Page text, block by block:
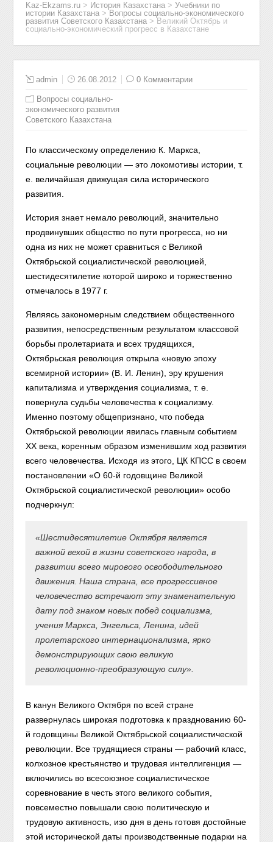
Kaz-Ekzams.ru > История Казахстана >Учебники по
истории Казахстана > Вопросы социально-экономического
развития Советского Казахстана > Великий Октябрь и
социально-экономический прогресс в Казахстане
admin 26.08.2012 0 Комментарии
Вопросы социально-
экономического развития
Советского Казахстана
По классическому определению К. Маркса,
социальные революции — это локомотивы истории, т.
е. величайшая движущая сила исторического
развития.
История знает немало революций, значительно
продвинувших общество по пути прогресса, но ни
одна из них не может сравниться с Великой
Октябрьской социалистической революцией,
шестидесятилетие которой широко и торжественно
отмечалось в 1977 г.
Являясь закономерным следствием общественного
развития, непосредственным результатом классовой
борьбы пролетариата и всех трудящихся,
Октябрьская революция открыла «новую эпоху
всемирной истории» (В. И. Ленин), эру крушения
капитализма и утверждения социализма, т. е.
повернула судьбы человечества к социализму.
Именно поэтому общепризнано, что победа
Октябрьской революции явилась главным событием
XX века, коренным образом изменившим ход развития
всего человечества. Исходя из этого, ЦК КПСС в своем
постановлении «О 60-й годовщине Великой
Октябрьской социалистической революции» особо
подчеркнул:
«Шестидесятилетие Октября является
важной вехой в жизни советского народа, в
развитии всего мирового освободительного
движения. Наша страна, все прогрессивное
человечество встречают эту знаменательную
дату под знаком новых побед социализма,
учения Маркса, Энгельса, Ленина, идей
пролетарского интернационализма, ярко
демонстрирующих свою великую
революционно-преобразующую силу».
В канун Великого Октября по всей стране
развернулась широкая подготовка к празднованию 60-
й годовщины Великой Октябрьской социалистической
революции. Все трудящиеся страны — рабочий класс,
колхозное крестьянство и трудовая интеллигенция —
включились во всесоюзное социалистическое
соревнование в честь этого великого события,
повсеместно повышали свою политическую и
трудовую активность, изо дня в день готовя достойные
этой исторической даты производственные подарки на